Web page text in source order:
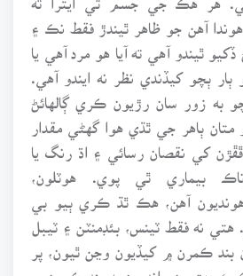
آهن جو ظاهر ٿيندڙ فقط نڪ ۽
ڏکيو ٿيندو آهي ته آيا هو مرد آهي يا
ٻچو کيڏندي نظر نه ايندو آهي.
به زور سان رڙيون ڪري ڳالهائڻ
متان ٻاهر جي ٿڌي هوا گهڻي مقدار
کي نقصان رسائي ۽ اڌ رنگ يا
بيماري ٿي پوي. هوٽلون،
هونديون آهن، هڪ ٿڌ ڪري ٻيو بي
هتي نه فقط ٽينس، بئڊمنٽن ۽ ٽيبل
بند ڪمرن ۾ کيڏيون وڃن ٿيون، پر
جهڙيون رانديون به بند ڪمرن ۾